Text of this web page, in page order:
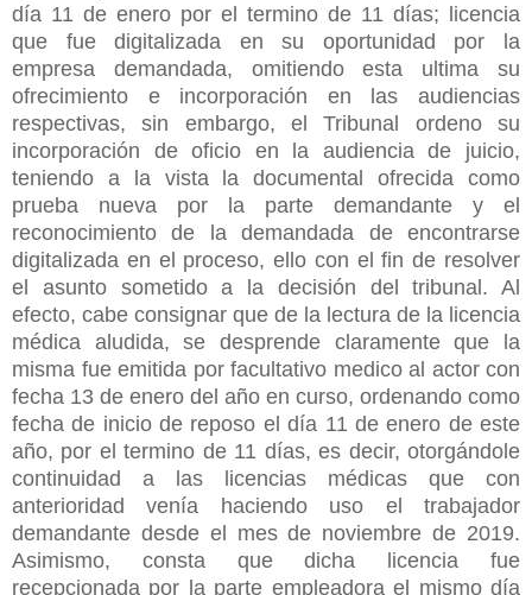
día 11 de enero por el termino de 11 días; licencia
que fue digitalizada en su oportunidad por la
empresa demandada, omitiendo esta ultima su
ofrecimiento e incorporación en las audiencias
respectivas, sin embargo, el Tribunal ordeno su
incorporación de oficio en la audiencia de juicio,
teniendo a la vista la documental ofrecida como
prueba nueva por la parte demandante y el
reconocimiento de la demandada de encontrarse
digitalizada en el proceso, ello con el fin de resolver
el asunto sometido a la decisión del tribunal. Al
efecto, cabe consignar que de la lectura de la licencia
médica aludida, se desprende claramente que la
misma fue emitida por facultativo medico al actor con
fecha 13 de enero del año en curso, ordenando como
fecha de inicio de reposo el día 11 de enero de este
año, por el termino de 11 días, es decir, otorgándole
continuidad a las licencias médicas que con
anterioridad venía haciendo uso el trabajador
demandante desde el mes de noviembre de 2019.
Asimismo, consta que dicha licencia fue
recepcionada por la parte empleadora el mismo día